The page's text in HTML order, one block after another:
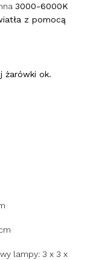
3000-6000K
z pomocą
żarówki ok.
lampy: 3 x 3 x